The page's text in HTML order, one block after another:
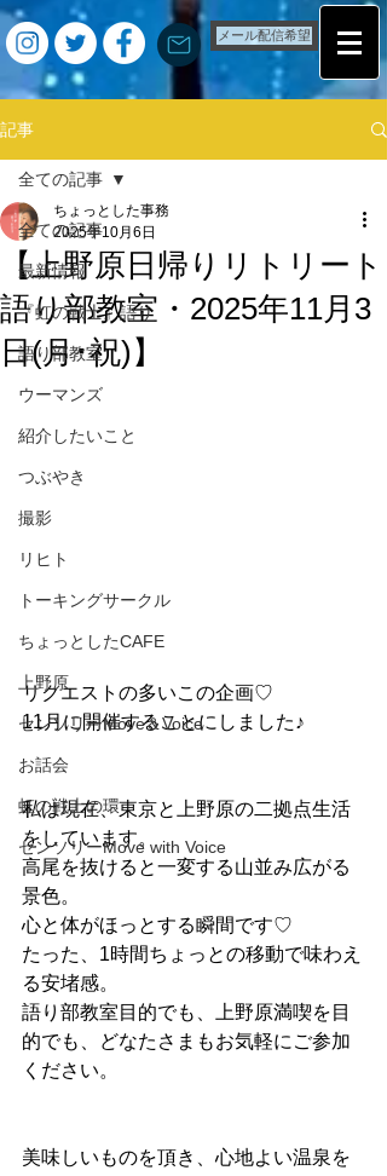
メール配信希望
記事
全ての記事
最新情報
『虹の戦士』語り
語り部教室
ウーマンズ
紹介したいこと
つぶやき
撮影
リヒト
トーキングサークル
ちょっとしたCAFE
上野原
センソリーMove＆Voice
お話会
虹の戦士の環
センソリーMove with Voice
全ての記事
【上野原日帰りリトリート
語り部教室・2025年11月3
日(月･祝)】
ちょっとした事務
2025年10月6日
リクエストの多いこの企画♡
11月に開催することにしました♪
私は現在、東京と上野原の二拠点生活
をしています。
高尾を抜けると一変する山並み広がる
景色。
心と体がほっとする瞬間です♡
たった、1時間ちょっとの移動で味わえ
る安堵感。
語り部教室目的でも、上野原満喫を目
的でも、どなたさまもお気軽にご参加
ください。
美味しいものを頂き、心地よい温泉を